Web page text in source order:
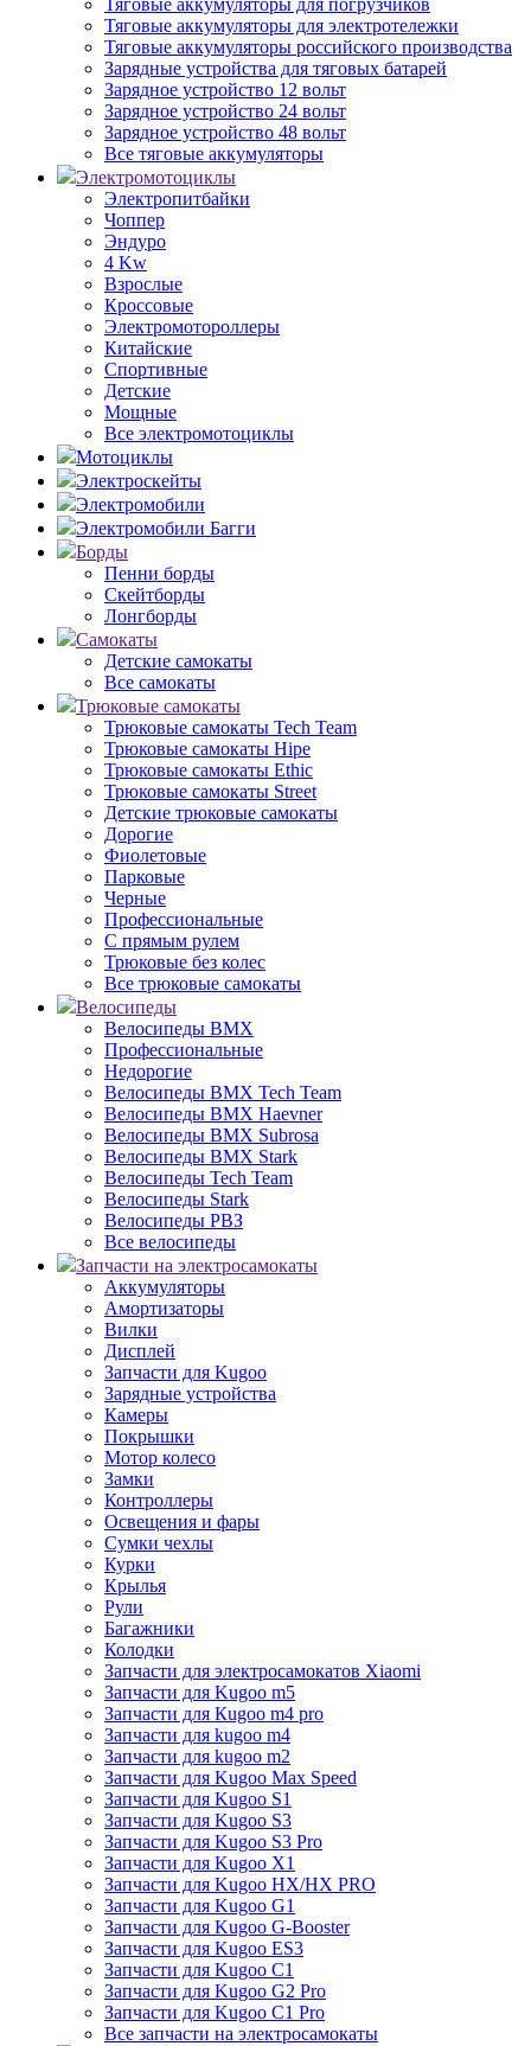
Тяговые аккумуляторы для погрузчиков
Тяговые аккумуляторы для электротележки
Тяговые аккумуляторы российского производства
Зарядные устройства для тяговых батарей
Зарядное устройство 12 вольт
Зарядное устройство 24 вольт
Зарядное устройство 48 вольт
Все тяговые аккумуляторы
Электромотоциклы
Электропитбайки
Чоппер
Эндуро
4 Kw
Взрослые
Кроссовые
Электромотороллеры
Китайские
Спортивные
Детские
Мощные
Все электромотоциклы
Мотоциклы
Электроскейты
Электромобили
Электромобили Багги
Борды
Пенни борды
Скейтборды
Лонгборды
Самокаты
Детские самокаты
Все самокаты
Трюковые самокаты
Трюковые самокаты Tech Team
Трюковые самокаты Hipe
Трюковые самокаты Ethic
Трюковые самокаты Street
Детские трюковые самокаты
Дорогие
Фиолетовые
Парковые
Черные
Профессиональные
С прямым рулем
Трюковые без колес
Все трюковые самокаты
Велосипеды
Велосипеды BMX
Профессиональные
Недорогие
Велосипеды BMX Tech Team
Велосипеды BMX Haevner
Велосипеды BMX Subrosa
Велосипеды BMX Stark
Велосипеды Tech Team
Велосипеды Stark
Велосипеды РВЗ
Все велосипеды
Запчасти на электросамокаты
Аккумуляторы
Амортизаторы
Вилки
Дисплей
Запчасти для Kugoo
Зарядные устройства
Камеры
Покрышки
Мотор колесо
Замки
Контроллеры
Освещения и фары
Сумки чехлы
Курки
Крылья
Рули
Багажники
Колодки
Запчасти для электросамокатов Xiaomi
Запчасти для Kugoo m5
Запчасти для Кugoo m4 pro
Запчасти для kugoo m4
Запчасти для kugoo m2
Запчасти для Kugoo Max Speed
Запчасти для Kugoo S1
Запчасти для Kugoo S3
Запчасти для Kugoo S3 Pro
Запчасти для Kugoo X1
Запчасти для Kugoo HX/HX PRO
Запчасти для Kugoo G1
Запчасти для Kugoo G-Booster
Запчасти для Kugoo ES3
Запчасти для Kugoo C1
Запчасти для Kugoo G2 Pro
Запчасти для Kugoo C1 Pro
Все запчасти на электросамокаты